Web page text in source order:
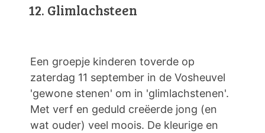
12. Glimlachsteen
Een groepje kinderen toverde op
zaterdag 11 september in de Vosheuvel
'gewone stenen' om in 'glimlachstenen'.
Met verf en geduld creëerde jong (en
wat ouder) veel moois. De kleurige en